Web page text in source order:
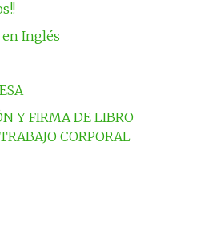
Inglés
Y FIRMA DE LIBRO
CORPORAL